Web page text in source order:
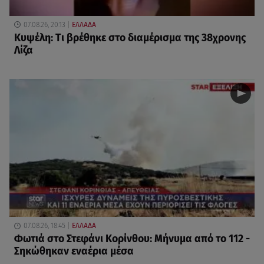
07.08.26, 20:13 ΕΛΛΑΔΑ
Κυψέλη: Tι βρέθηκε στο διαμέρισμα της 38χρονης
Λίζα
07.08.26, 18:45 ΕΛΛΑΔΑ
Φωτιά στο Στεφάνι Κορίνθου: Μήνυμα από το 112 -
Σηκώθηκαν εναέρια μέσα